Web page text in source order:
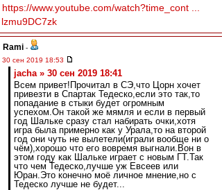
https://www.youtube.com/watch?time_cont ...
lzmu9DC7zk
Rami -
30 сен 2019 18:53
jacha » 30 сен 2019 18:41
Всем привет!Прочитал в СЭ,что Цорн хочет
привезти в Спартак Тедеско,если это так,то
попадание в стыки будет огромным
успехом.Он такой же мямля и если в первый
год Шальке сразу стал набирать очки,хотя
игра была примерно как у Урала,то на второй
год они чуть не вылетели(играли вообще ни о
чём),хорошо что его вовремя выгнали.Вон в
этом году как Шальке играет с новым ГТ.Так
что чем Тедеско,лучше уж Евсеев или
Юран.Это конечно моё личное мнение,но с
Тедеско лучше не будет...